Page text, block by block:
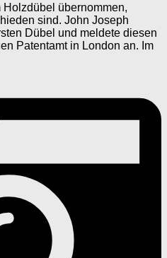
übernommen,
sind. John Joseph
Dübel und meldete diesen
Patentamt in London an. Im